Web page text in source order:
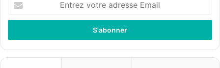
t
e
z